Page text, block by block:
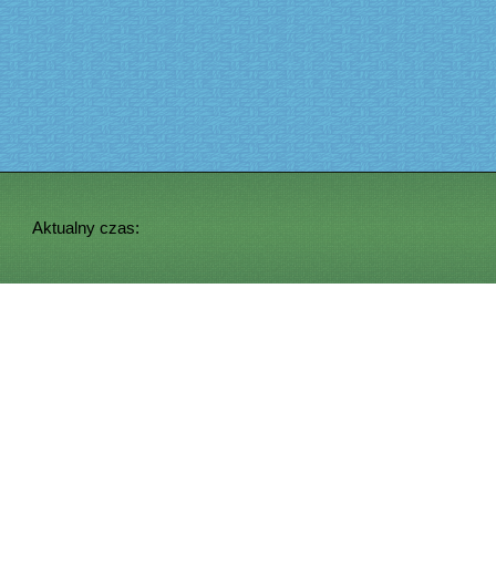
Aktualny czas: